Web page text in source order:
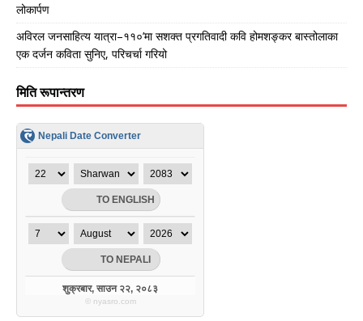
लोकार्पण
अविरल जनसाहित्य यात्रा–११०’मा सशक्त प्रगतिवादी कवि होमशङ्कर बास्तोलाका
एक दर्जन कविता सुनिए, परिचर्चा गरियो
मिति रूपान्तरण
Nepali Date Converter
शुक्रबार, साउन २२, २०८३
© nyasro.com